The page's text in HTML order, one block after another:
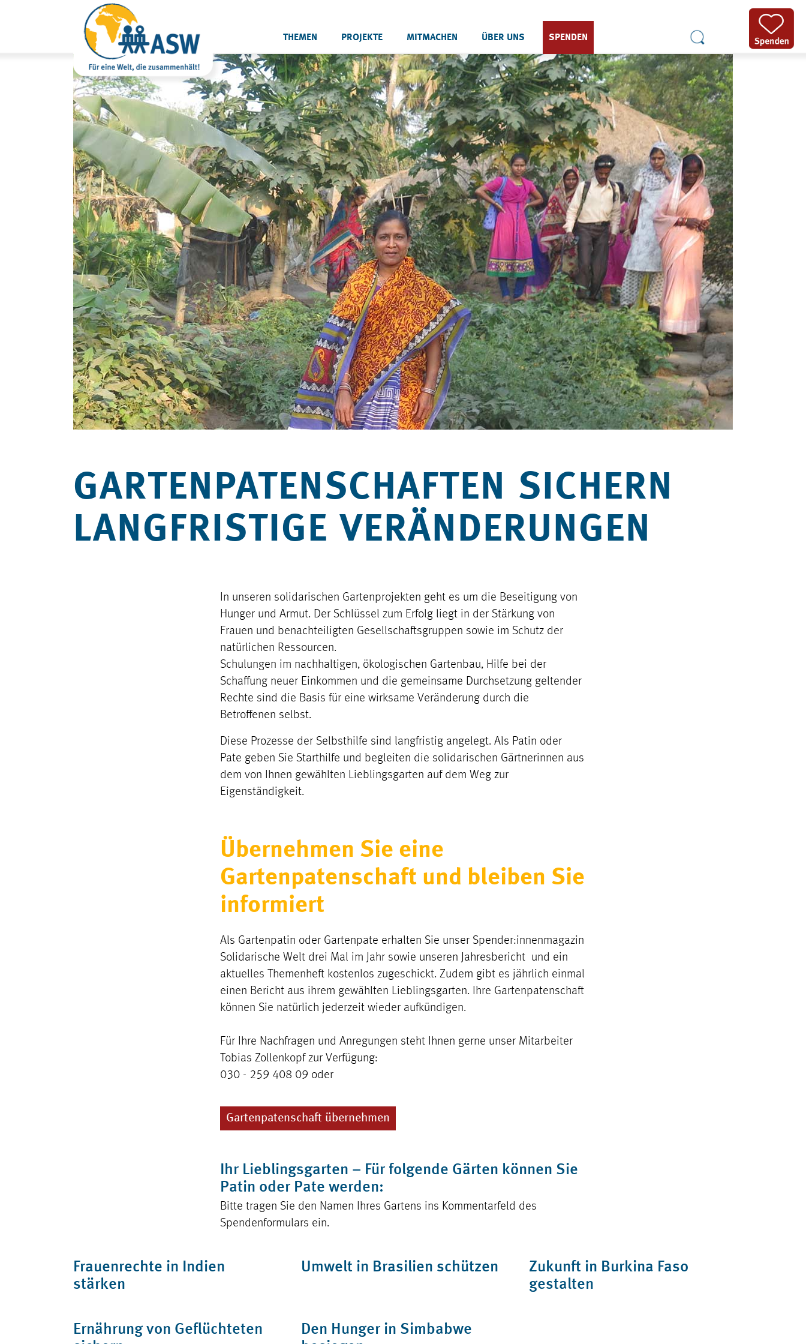
THEMEN PROJEKTE MITMACHEN ÜBER UNS SPENDEN
GARTENPATENSCHAFTEN SICHERN
LANGFRISTIGE VERÄNDERUNGEN
In unseren solidarischen Gartenprojekten geht es um die Beseitigung von
Hunger und Armut. Der Schlüssel zum Erfolg liegt in der Stärkung von
Frauen und benachteiligten Gesellschaftsgruppen sowie im Schutz der
natürlichen Ressourcen.
Schulungen im nachhaltigen, ökologischen Gartenbau, Hilfe bei der
Schaffung neuer Einkommen und die gemeinsame Durchsetzung geltender
Rechte sind die Basis für eine wirksame Veränderung durch die
Betroffenen selbst.
Diese Prozesse der Selbsthilfe sind langfristig angelegt. Als Patin oder
Pate geben Sie Starthilfe und begleiten die solidarischen Gärtnerinnen aus
dem von Ihnen gewählten Lieblingsgarten auf dem Weg zur
Eigenständigkeit.
Übernehmen Sie eine
Gartenpatenschaft und bleiben Sie
informiert
Als Gartenpatin oder Gartenpate erhalten Sie unser Spender:innenmagazin
Solidarische Welt drei Mal im Jahr sowie unseren Jahresbericht und ein
aktuelles Themenheft kostenlos zugeschickt. Zudem gibt es jährlich einmal
einen Bericht aus ihrem gewählten Lieblingsgarten. Ihre Gartenpatenschaft
können Sie natürlich jederzeit wieder aufkündigen.
Für Ihre Nachfragen und Anregungen steht Ihnen gerne unser Mitarbeiter
Tobias Zollenkopf zur Verfügung:
030 - 259 408 09 oder
Gartenpatenschaft übernehmen
Ihr Lieblingsgarten – Für folgende Gärten können Sie
Patin oder Pate werden:
Bitte tragen Sie den Namen Ihres Gartens ins Kommentarfeld des
Spendenformulars ein.
Frauenrechte in Indien
stärken
Umwelt in Brasilien schützen
Zukunft in Burkina Faso
gestalten
Ernährung von Geflüchteten
Den Hunger in Simbabwe